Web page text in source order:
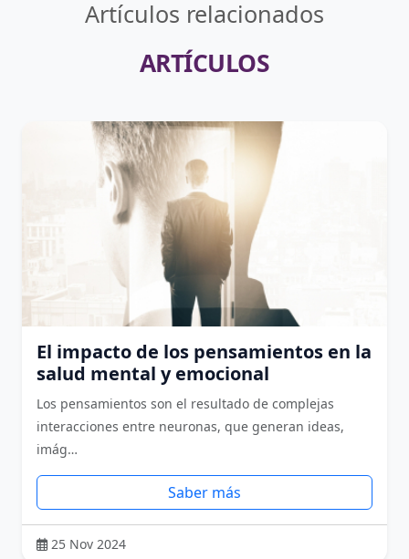
Artículos relacionados
ARTÍCULOS
El impacto de los pensamientos en la
salud mental y emocional
Los pensamientos son el resultado de complejas
interacciones entre neuronas, que generan ideas,
imág…
Saber más
25 Nov 2024